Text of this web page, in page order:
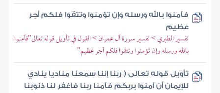
فآمنوا بالله ورسله وإن تؤمنوا وتتقوا فلكم أجر
عظيم
تفسير الطبري > تفسير سورة آل عمران > القول في تأويل قوله تعالى"فآمنوا
بالله ورسله وإن تؤمنوا وتتقوا فلكم أجر عظيم"
تأويل قوله تعالى ( ربنا إننا سمعنا مناديا ينادي
للإيمان أن آمنوا بربكم فآمنا ربنا فاغفر لنا ذنوبنا